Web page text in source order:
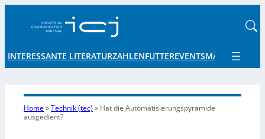
INTERESSANTE LITERATURZAHLENFUTTEREVENTSMÄRKTE UND
Home»Technik (tec) » Hat die Automatisierungspyramide
ausgedient?